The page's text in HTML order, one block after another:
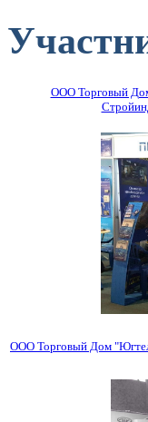
ООО Торговый
ООО Торговый Дом